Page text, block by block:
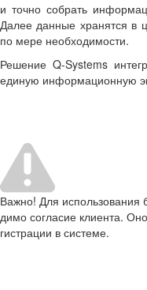
и точно со­брать
Далее дан­ные хра­нят­ся в
по мере необ­хо­ди­мо­сти.
Ре­ше­ние Q-​Systems
еди­ную ин­фор­ма­ци­он­ную
Важно! Для
ди­мо со­гла­сие кли­ен­та.
ги­стра­ции в си­сте­ме.